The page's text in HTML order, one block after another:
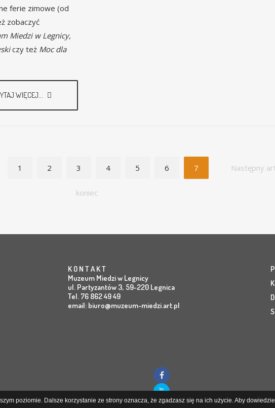
ferie zimowe (od
zobaczyć
Miedzi w Legnicy,
czy też Moc dla
WIĘCEJ...
1 2 3 4 5 6 7 Następny
koniec
K O N T A K T
Muzeum Miedzi w Legnicy
ul. Partyzantów 3, 59-220 Legnica
Tel. 76 862 49 49
email: biuro@muzeum-miedzi.art.pl
poziomie. Dalsze korzystanie ze strony oznacza, że zgadzasz się na ich użycie. Aby